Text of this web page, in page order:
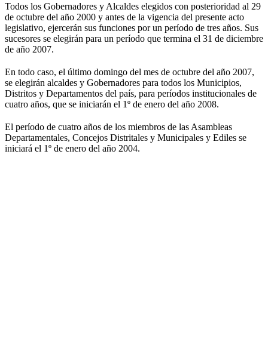
Todos los Gobernadores y Alcaldes elegidos con posterioridad al 29
de octubre del año 2000 y antes de la vigencia del presente acto
legislativo, ejercerán sus funciones por un período de tres años. Sus
sucesores se elegirán para un período que termina el 31 de diciembre
de año 2007.
En todo caso, el último domingo del mes de octubre del año 2007,
se elegirán alcaldes y Gobernadores para todos los Municipios,
Distritos y Departamentos del país, para períodos institucionales de
cuatro años, que se iniciarán el 1º de enero del año 2008.
El período de cuatro años de los miembros de las Asambleas
Departamentales, Concejos Distritales y Municipales y Ediles se
iniciará el 1º de enero del año 2004.